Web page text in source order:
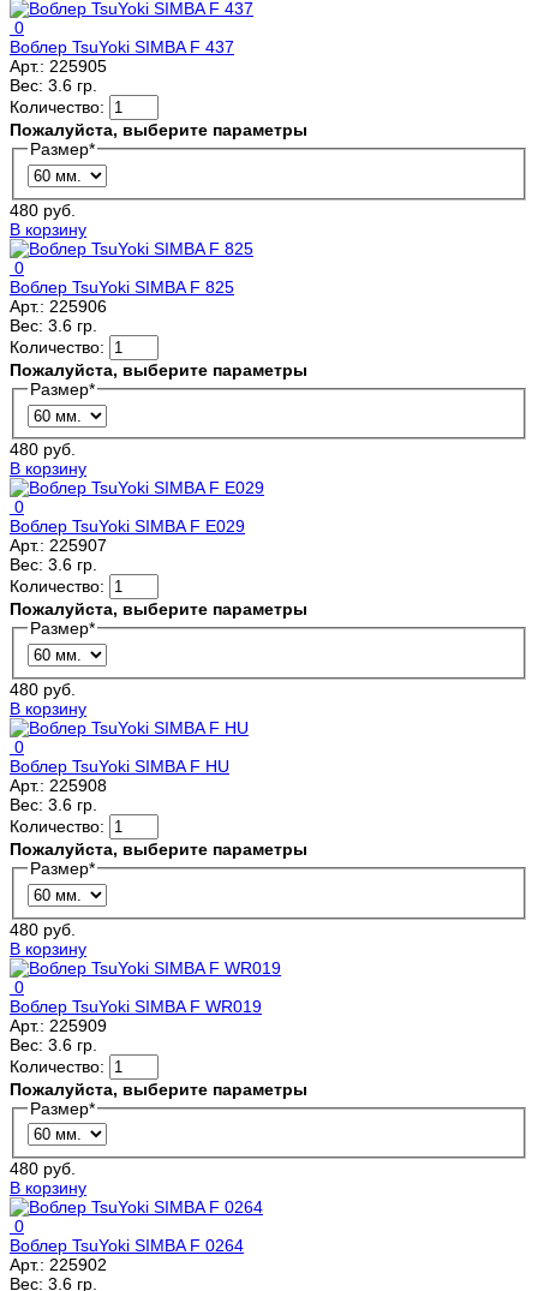
0
Воблер TsuYoki SIMBA F 437
Арт.: 225905
Вес: 3.6 гр.
Количество:
Пожалуйста, выберите параметры
Размер*
480 руб.
В корзину
0
Воблер TsuYoki SIMBA F 825
Арт.: 225906
Вес: 3.6 гр.
Количество:
Пожалуйста, выберите параметры
Размер*
480 руб.
В корзину
0
Воблер TsuYoki SIMBA F E029
Арт.: 225907
Вес: 3.6 гр.
Количество:
Пожалуйста, выберите параметры
Размер*
480 руб.
В корзину
0
Воблер TsuYoki SIMBA F HU
Арт.: 225908
Вес: 3.6 гр.
Количество:
Пожалуйста, выберите параметры
Размер*
480 руб.
В корзину
0
Воблер TsuYoki SIMBA F WR019
Арт.: 225909
Вес: 3.6 гр.
Количество:
Пожалуйста, выберите параметры
Размер*
480 руб.
В корзину
0
Воблер TsuYoki SIMBA F 0264
Арт.: 225902
Вес: 3.6 гр.